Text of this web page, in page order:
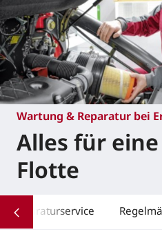
Wartung & Reparatur bei
Alles für
Flotte
Reparaturservice